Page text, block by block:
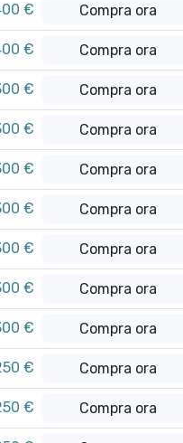
€ Compra ora
€ Compra ora
€ Compra ora
€ Compra ora
€ Compra ora
€ Compra ora
€ Compra ora
€ Compra ora
€ Compra ora
€ Compra ora
€ Compra ora